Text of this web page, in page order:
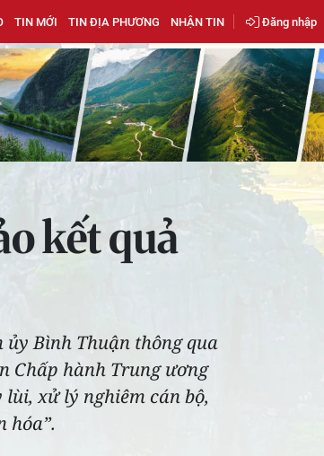
TIN MỚI TIN ĐỊA PHƯƠNG NHẬN TIN Đăng nhập
kết quả
Bình Thuận thông qua
Chấp hành Trung ương
xử lý nghiêm cán bộ,
hóa”.